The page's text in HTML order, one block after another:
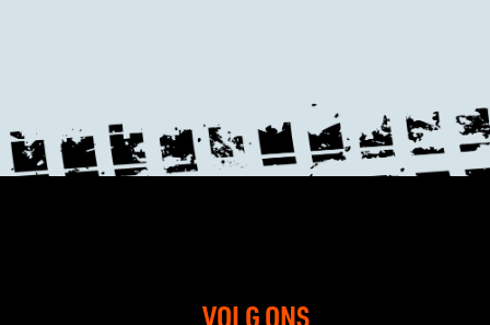
VOLG ONS